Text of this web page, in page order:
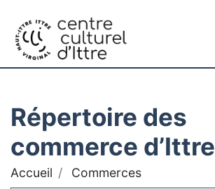
Répertoire des
commerce d’Ittre
Accueil Commerces